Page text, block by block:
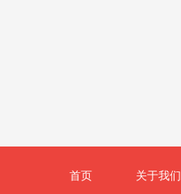
首页 关于我们